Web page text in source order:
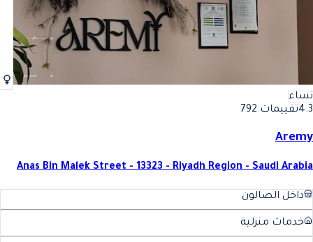
نساء
4.3تقييمات 792
Aremy
Anas Bin Malek Street - 13323 - Riyadh Region - Saudi Arabia
داخل الصالون
خدمات منزلية